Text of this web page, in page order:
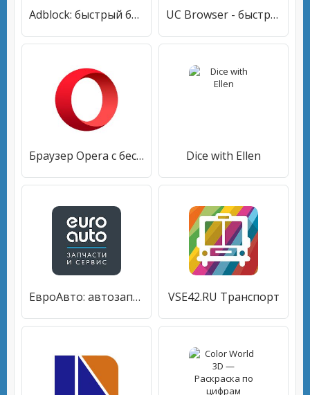
Adblock: быстрый браузер с блокированием рекламы. UC Browser - быстрый браузер и загрузчик видео
Браузер Opera с бесплатным VPN Dice with Ellen
ЕвроАвто: автозапчасти, сервис VSE42.RU Транспорт